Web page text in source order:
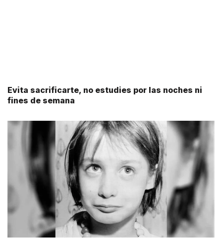
Evita sacrificarte, no estudies por las noches ni
fines de semana